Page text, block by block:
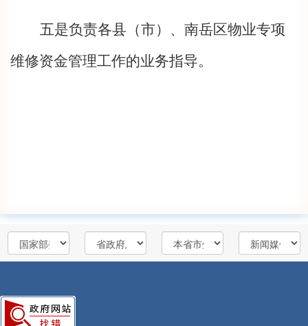
五是负责各县（市）、南岳区物业专项
维修资金管理工作的业务指导。